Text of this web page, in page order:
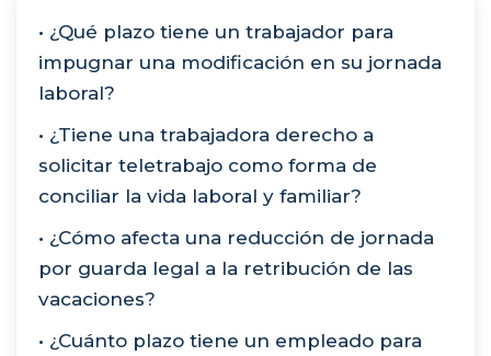
• ¿Qué plazo tiene un trabajador para
impugnar una modificación en su jornada
laboral?
• ¿Tiene una trabajadora derecho a
solicitar teletrabajo como forma de
conciliar la vida laboral y familiar?
• ¿Cómo afecta una reducción de jornada
por guarda legal a la retribución de las
vacaciones?
• ¿Cuánto plazo tiene un empleado para